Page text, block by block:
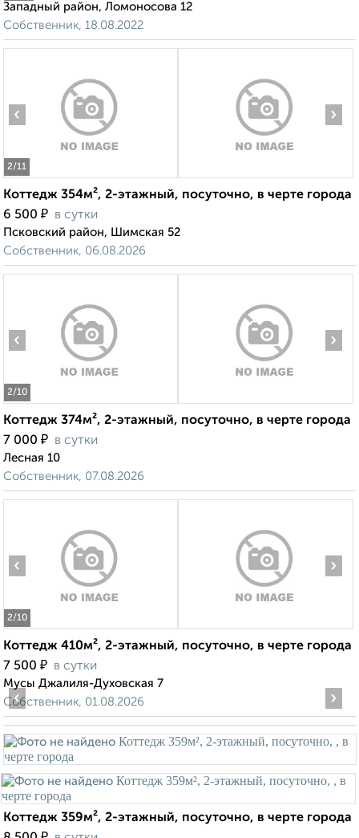
Западный район, Ломоносова 12
Собственник, 18.08.2022
2/11
‹ ›
Коттедж 354м², 2-этажный, посуточно, в черте города
6 500 ₽ в сутки
Псковский район, Шимская 52
Собственник, 06.08.2026
2/10
‹ ›
Коттедж 374м², 2-этажный, посуточно, в черте города
7 000 ₽ в сутки
Лесная 10
Собственник, 07.08.2026
2/10
‹ ›
Коттедж 410м², 2-этажный, посуточно, в черте города
7 500 ₽ в сутки
Мусы Джалиля-Духовская 7
Собственник, 01.08.2026
‹ ›
Коттедж 359м², 2-этажный, посуточно, в черте города